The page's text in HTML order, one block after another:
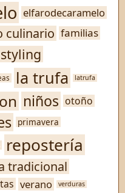
elfarodecaramelo
culinario familias
la trufa latrufa
niños otoño
primavera
repostería
tradicional
verano verduras